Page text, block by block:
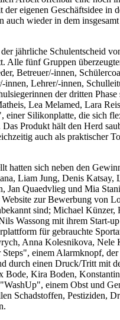
der eigenen Geschäftsidee in
auch wieder in dem
jährliche Schulentscheid
Alle fünf Gruppen
Betreuer/-innen,
innen, Lehrer/-innen,
der dritten
Lea Melamed, Lara
einer Silikonplatte, die sich
Produkt hält den Herd
auch als praktischer
hatten sich neben den
Liam Jung, Denis Katsay,
Jan Quaedvlieg und Mia
zur Bewerbung von
sind; Michael Künzer,
Wassong mit ihrem Start-
für gebrauchte
Anna Kolesnikova, Nele
einem Alarmknopf, der
durch einen Druck/Tritt mit
Bode, Kira Boden,
einem Obst und
Schadstoffen, Pestiziden,